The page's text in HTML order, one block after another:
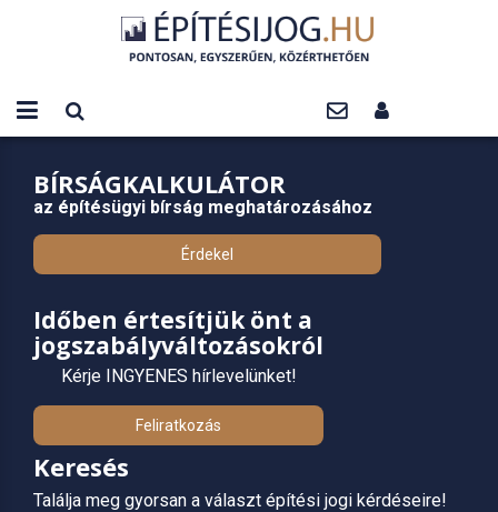
BÍRSÁGKALKULÁTOR
az építésügyi bírság meghatározásához
Érdekel
Időben értesítjük önt a
jogszabályváltozásokról
Kérje INGYENES hírlevelünket!
Feliratkozás
Keresés
Találja meg gyorsan a választ építési jogi kérdéseire!